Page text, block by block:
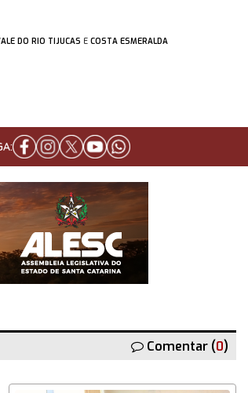
DO RIO TIJUCAS E COSTA ESMERALDA
Comentar (0)